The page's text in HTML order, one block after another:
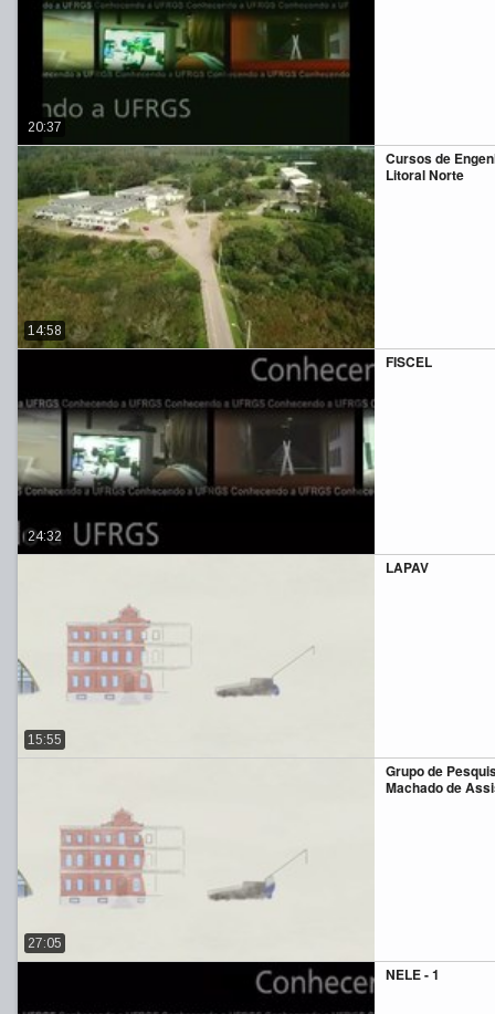
20:37
Cursos de
Litoral Norte
14:58
FISCEL
24:32
LAPAV
15:55
Grupo de
Machado de
27:05
NELE - 1